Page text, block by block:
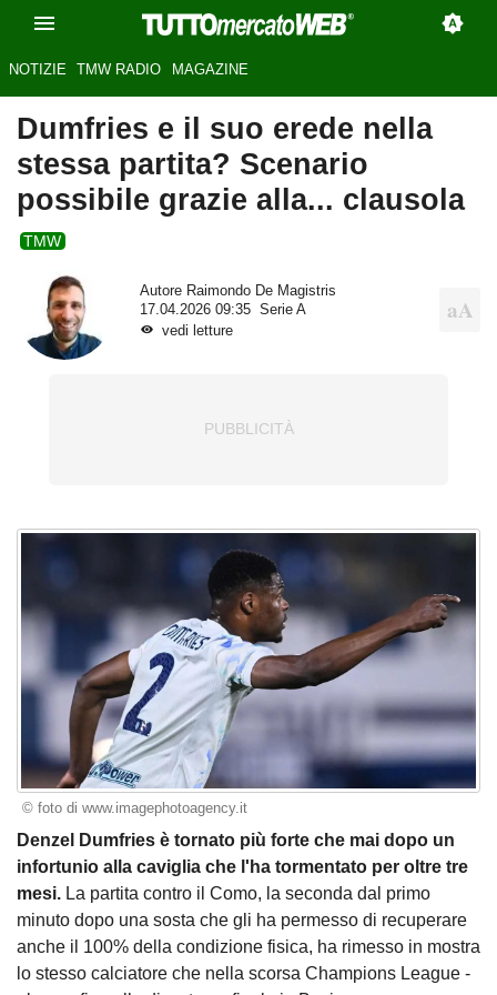
NOTIZIE TMW RADIO MAGAZINE
Dumfries e il suo erede nella
stessa partita? Scenario
possibile grazie alla... clausola
TMW
Autore Raimondo De Magistris
17.04.2026 09:35
Serie A
vedi letture
© foto di www.imagephotoagency.it
Denzel Dumfries è tornato più forte che mai dopo un
infortunio alla caviglia che l'ha tormentato per oltre tre
mesi. La partita contro il Como, la seconda dal primo
minuto dopo una sosta che gli ha permesso di recuperare
anche il 100% della condizione fisica, ha rimesso in mostra
lo stesso calciatore che nella scorsa Champions League -